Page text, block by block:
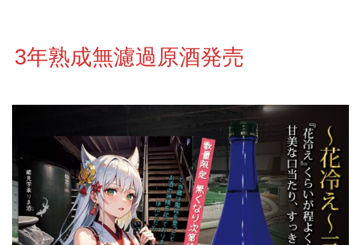
3年熟成無濾過原酒発売